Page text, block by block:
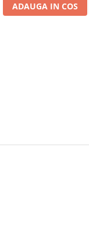
ADAUGA IN COS